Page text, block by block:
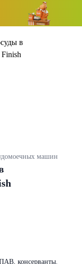
машин
консерванты.